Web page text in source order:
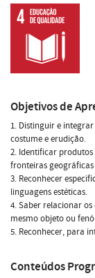
Objetivos de
1. Distinguir e
costume e erudição.
2. Identificar
fronteiras
3. Reconhecer
linguagens estéticas.
4. Saber relacionar
mesmo objeto ou
5. Reconhecer, para
Conteúdos